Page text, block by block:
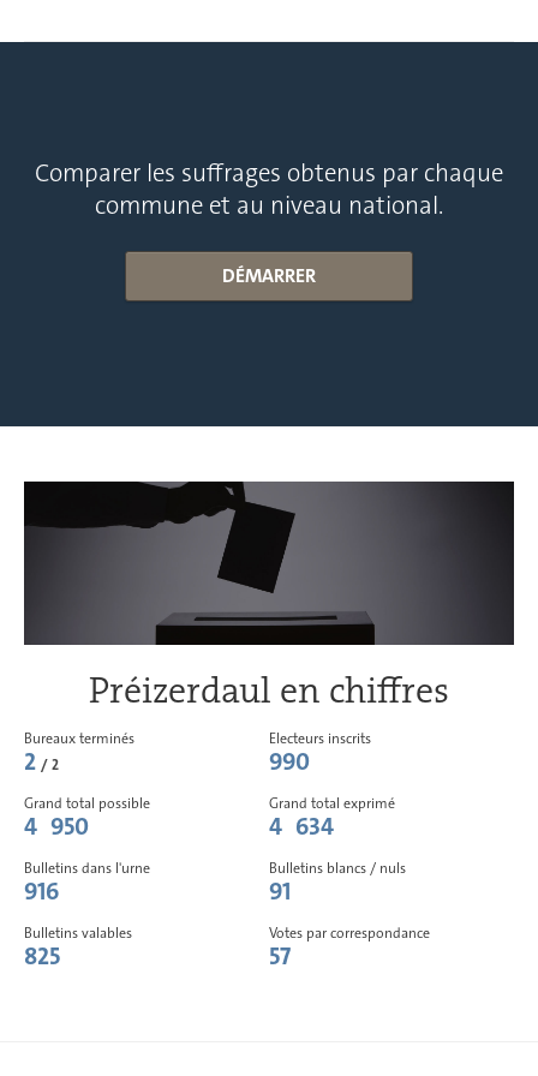
Comparer les suffrages obtenus par chaque
commune et au niveau national.
DÉMARRER
Préizerdaul en chiffres
Bureaux terminés
2 / 2
Electeurs inscrits
990
Grand total possible
4 950
Grand total exprimé
4 634
Bulletins dans l'urne
916
Bulletins blancs / nuls
91
Bulletins valables
825
Votes par correspondance
57